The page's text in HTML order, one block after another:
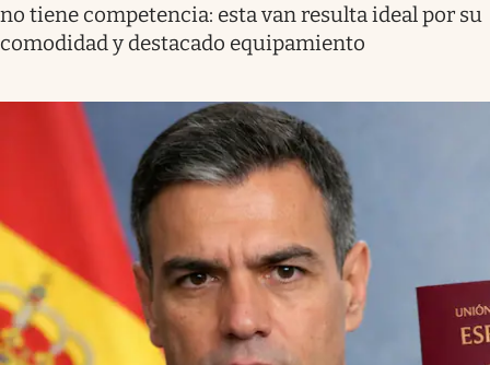
no tiene competencia: esta van resulta ideal por su
comodidad y destacado equipamiento